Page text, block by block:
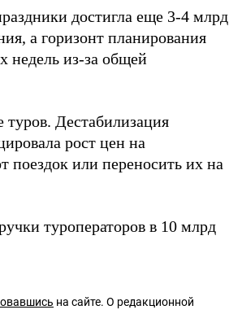
достигла еще 3-4 млрд
а горизонт планирования
недель из-за общей
Дестабилизация
рост цен на
поездок или переносить их на
туроператоров в 10 млрд
на сайте. О редакционной